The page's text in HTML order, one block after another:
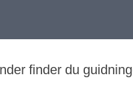
finder du